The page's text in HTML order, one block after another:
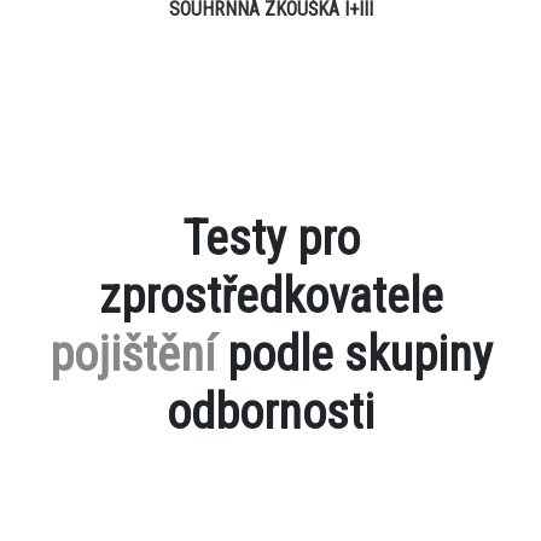
SOUHRNNÁ ZKOUŠKA I+III
Testy pro
zprostředkovatele
pojištěnípodle skupiny
odbornosti